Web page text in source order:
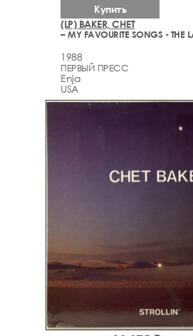
(LP) BAKER, CHET
1988
ПЕРВЫЙ ПРЕСС
Enja
USA
Купить